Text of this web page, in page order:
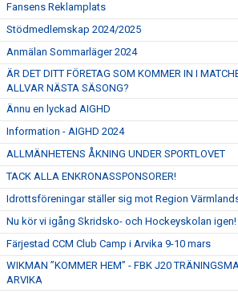
Fansens Reklamplats
Stödmedlemskap 2024/2025
Anmälan Sommarläger 2024
ÄR DET DITT FÖRETAG SOM KOMMER IN I
ALLVAR NÄSTA SÄSONG?
Ännu en lyckad AIGHD
Information - AIGHD 2024
ALLMÄNHETENS ÅKNING UNDER SPORTLOVET
TACK ALLA ENKRONASSPONSORER!
Idrottsföreningar ställer sig mot Region
Nu kör vi igång Skridsko- och Hockeyskolan igen!
Färjestad CCM Club Camp i Arvika 9-10 mars
WIKMAN ”KOMMER HEM” - FBK J20
ARVIKA